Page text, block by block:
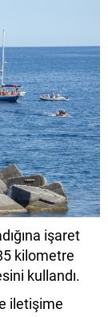
işaret
kilometre
kullandı.
iletişime